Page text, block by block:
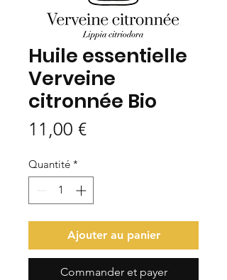
Huile essentielle
Verveine
citronnée Bio
11,00 €Prix
Quantité *
Ajouter au panier
Commander et payer